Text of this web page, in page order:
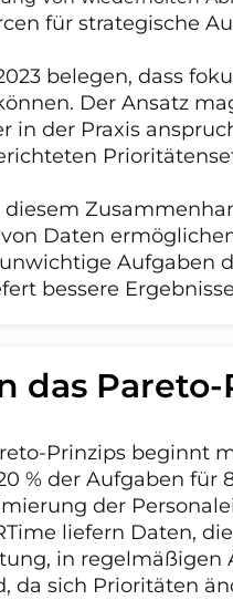
für strategische
belegen, dass
Der Ansatz
in der Praxis
Daten
Aufgaben
bessere
das
Prinzips beginnt
% der Aufgaben für
der
liefern Daten,
in regelmäßigen
da sich Prioritäten